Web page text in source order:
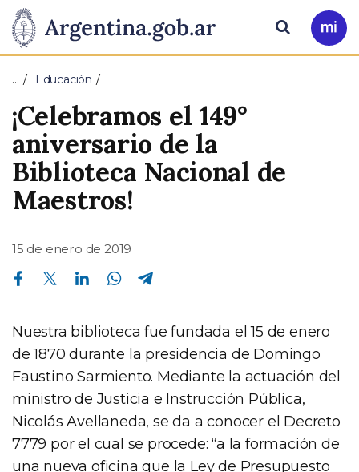
Presidencia
de
Nación
Pasar al contenido principal
Ir
a
Buscar
… Educación
¡Celebramos el 149°
aniversario de la
Biblioteca Nacional de
Maestros!
15 de enero de 2019
Compartir en Facebook Compartir en Twitter Compartir en Linkedin Compartir en Whatsapp
Nuestra biblioteca fue fundada el 15 de enero
de 1870 durante la presidencia de Domingo
Faustino Sarmiento. Mediante la actuación del
ministro de Justicia e Instrucción Pública,
Nicolás Avellaneda, se da a conocer el Decreto
7779 por el cual se procede: “a la formación de
una nueva oficina que la Ley de Presupuesto